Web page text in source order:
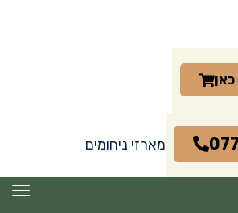
מארזי ניחומים